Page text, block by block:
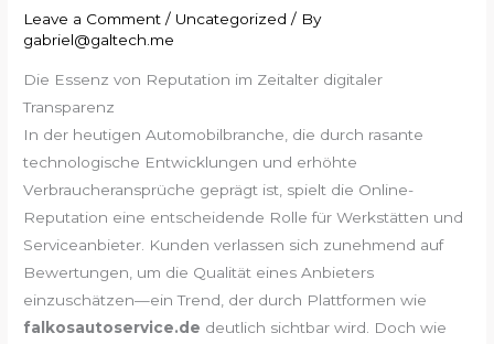
Leave a Comment / Uncategorized / By
gabriel@galtech.me
Die Essenz von Reputation im Zeitalter digitaler
Transparenz
In der heutigen Automobilbranche, die durch rasante
technologische Entwicklungen und erhöhte
Verbraucheransprüche geprägt ist, spielt die Online-
Reputation eine entscheidende Rolle für Werkstätten und
Serviceanbieter. Kunden verlassen sich zunehmend auf
Bewertungen, um die Qualität eines Anbieters
einzuschätzen—ein Trend, der durch Plattformen wie
falkosautoservice.de deutlich sichtbar wird. Doch wie